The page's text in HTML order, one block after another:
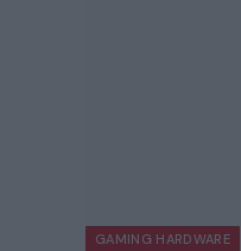
GAMING HARDWARE